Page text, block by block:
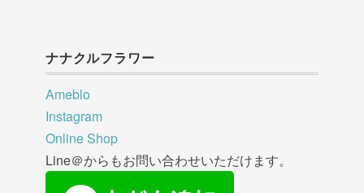
ナナクルフラワー
Ameblo
Instagram
Online Shop
Line＠からもお問い合わせいただけます。